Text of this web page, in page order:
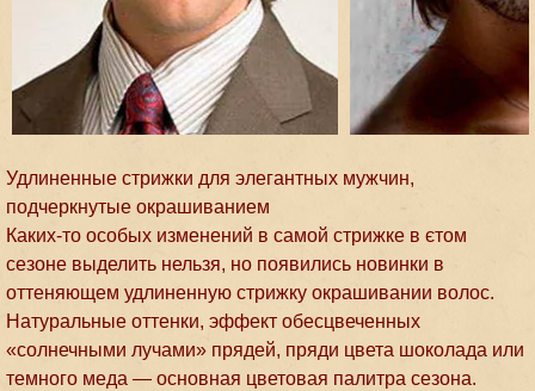
Удлиненные стрижки для элегантных мужчин,
подчеркнутые окрашиванием
Каких-то особых изменений в самой стрижке в єтом
сезоне выделить нельзя, но появились новинки в
оттеняющем удлиненную стрижку окрашивании волос.
Натуральные оттенки, эффект обесцвеченных
«солнечными лучами» прядей, пряди цвета шоколада или
темного меда — основная цветовая палитра сезона.